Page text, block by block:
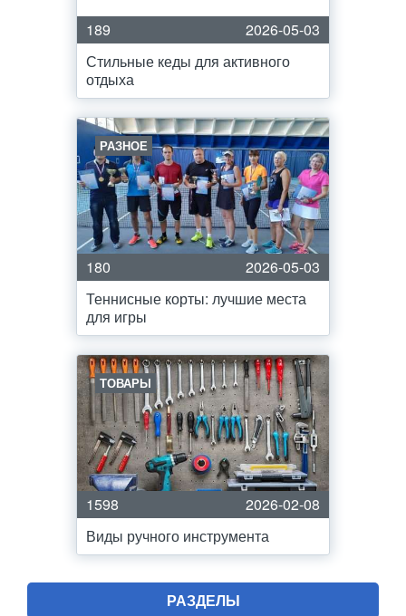
189
2026-05-03
Стильные кеды для активного
отдыха
РАЗНОЕ
180
2026-05-03
Теннисные корты: лучшие места
для игры
ТОВАРЫ
1598
2026-02-08
Виды ручного инструмента
РАЗДЕЛЫ